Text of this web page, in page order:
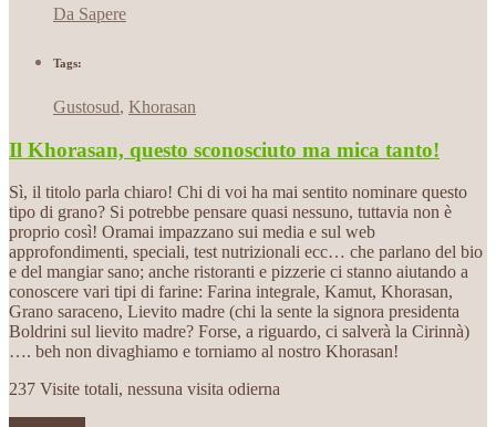
Da Sapere
Tags:
Gustosud, Khorasan
Il Khorasan, questo sconosciuto ma mica tanto!
Sì, il titolo parla chiaro! Chi di voi ha mai sentito nominare questo
tipo di grano? Si potrebbe pensare quasi nessuno, tuttavia non è
proprio così! Oramai impazzano sui media e sul web
approfondimenti, speciali, test nutrizionali ecc… che parlano del bio
e del mangiar sano; anche ristoranti e pizzerie ci stanno aiutando a
conoscere vari tipi di farine: Farina integrale, Kamut, Khorasan,
Grano saraceno, Lievito madre (chi la sente la signora presidenta
Boldrini sul lievito madre? Forse, a riguardo, ci salverà la Cirinnà)
…. beh non divaghiamo e torniamo al nostro Khorasan!
237 Visite totali, nessuna visita odierna